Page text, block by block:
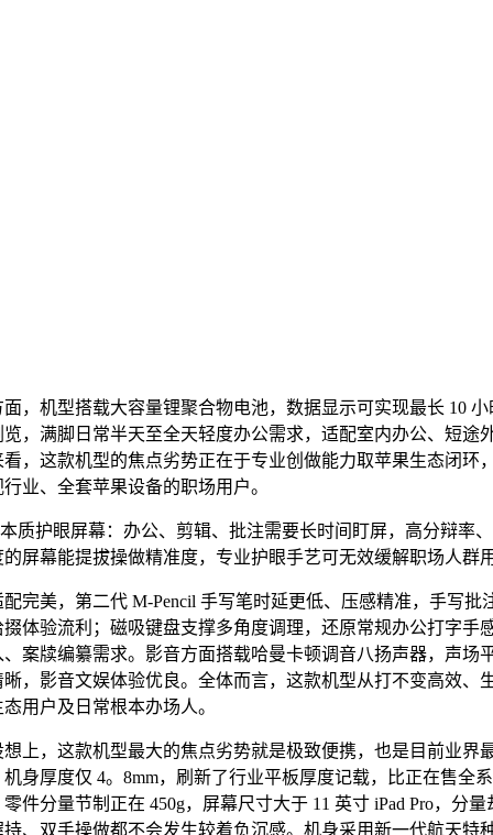
机型搭载大容量锂聚合物电池，数据显示可实现最长 10 小
，满脚日常半天至全天轻度办公需求，适配室内办公、短途
，这款机型的焦点劣势正在于专业创做能力取苹果生态闭环
业、全套苹果设备的职场用户。
护眼屏幕：办公、剪辑、批注需要长时间盯屏，高分辩率
屏幕能提拔操做精准度，专业护眼手艺可无效缓解职场人群
美，第二代 M-Pencil 手写笔时延更低、压感精准，手写批
体验流利；磁吸键盘支撑多角度调理，还原常规办公打字手
案牍编纂需求。影音方面搭载哈曼卡顿调音八扬声器，声场
，影音文娱体验优良。全体而言，这款机型从打不变高效、
用户及日常根本办场人。
，这款机型最大的焦点劣势就是极致便携，也是目前业界
身厚度仅 4。8mm，刷新了行业平板厚度记载，比正在售全系
件分量节制正在 450g，屏幕尺寸大于 11 英寸 iPad Pro，分量
、双手操做都不会发生较着负沉感。机身采用新一代航天特